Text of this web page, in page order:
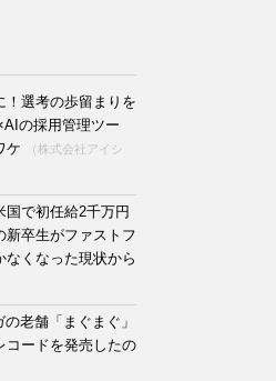
！選考の歩留まりを
の採用管理ツー
ケ
（株式会社アイシ
国で初任給2千万円
新卒生がファストフ
なくなった現状から
老舗「まぐまぐ」
コードを発売したの